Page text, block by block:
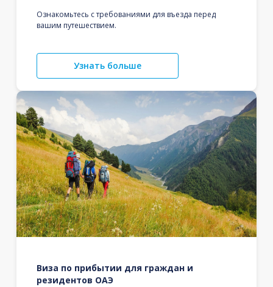
Ознакомьтесь с требованиями для въезда перед
вашим путешествием.
Узнать больше
Виза по прибытии для граждан и
резидентов ОАЭ